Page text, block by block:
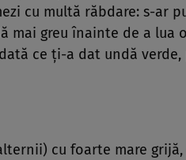
cu multă răbdare: s-ar
mai greu înainte de a lua
ce ţi-a dat undă verde,
cu foarte mare